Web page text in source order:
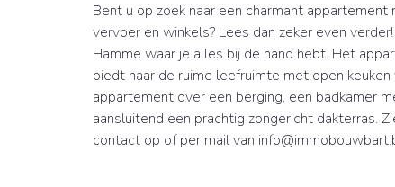
Bent u op zoek naar een charmant
vervoer en winkels? Lees dan zeker even
Hamme waar je alles bij de hand hebt. Het
biedt naar de ruime leefruimte met open
appartement over een berging, een badkamer
aansluitend een prachtig zongericht dakterras.
contact op of per mail van